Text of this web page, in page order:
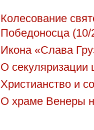
Колесование
Победоносца (10/
Икона «Слава
О секуляризации
Христианство и
О храме Венеры